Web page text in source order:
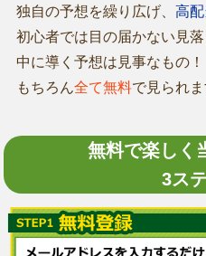
独自の予想を繰り広げ、 高配
初心者では目の届かない見
中に導く予想は見事なもの！
もちろん全て無料で見られま
無料で楽しく
3ス